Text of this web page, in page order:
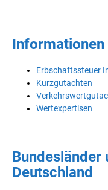
Erbschaftssteuer
Kurzgutachten
Wertexpertisen
Bundesländer
Deutschland